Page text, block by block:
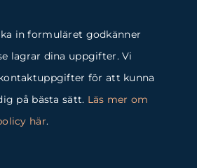
in formuläret godkänner
lagrar dina uppgifter. Vi
för att kunna
på bästa sätt. Läs mer om
här.